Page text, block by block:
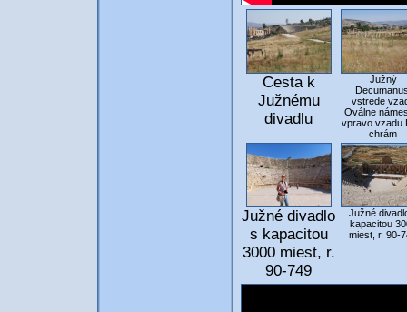
Cesta k
Južnému
divadlu
Južný
vstrede
Oválne
vpravo vzadu
chrám
Južné divadlo
s kapacitou
3000 miest, r.
90-749
Južné
kapacitou
miest, r. 90-